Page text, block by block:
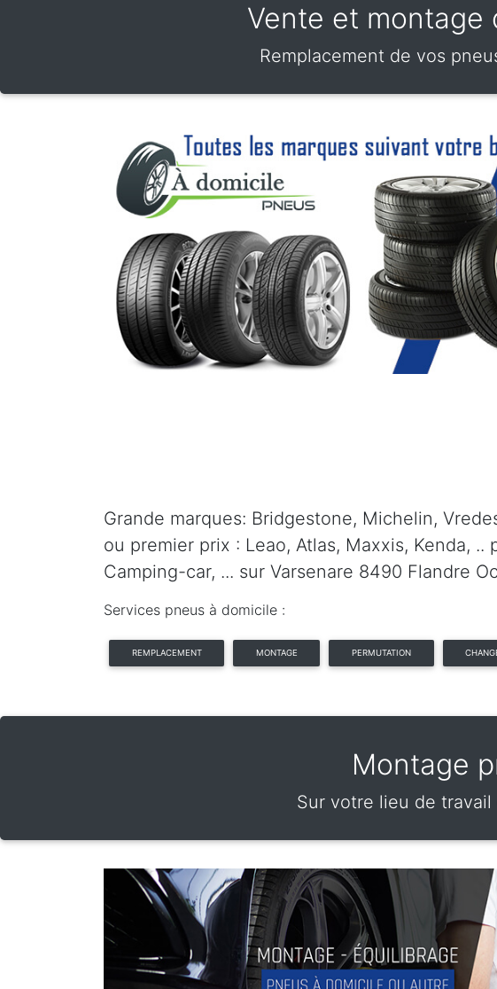
Vente et montage
Remplacement de vos
Grande marques: Bridgestone, Michelin,
ou premier prix : Leao, Atlas, Maxxis, Kenda,
Camping-car, ... sur Varsenare 8490 Flandre
Services pneus à domicile :
REMPLACEMENT MONTAGE PERMUTATION
Montage
Sur votre lieu de travail